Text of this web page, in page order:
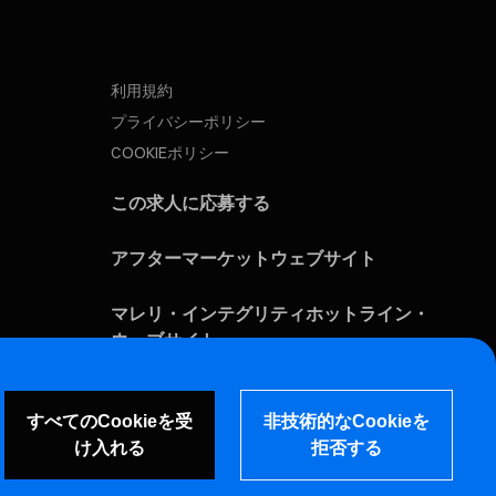
利用規約
プライバシーポリシー
COOKIEポリシー
この求人に応募する
アフターマーケットウェブサイト
マレリ・インテグリティホットライン・
ウェブサイト
脆弱性報告ページ (ENG)
すべてのCookieを受
け入れる
非技術的なCookieを
拒否する